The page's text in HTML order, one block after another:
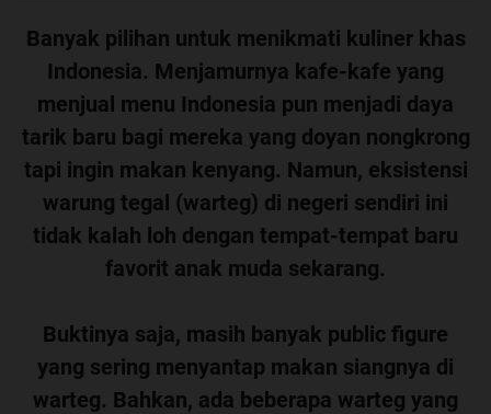
Banyak pilihan untuk menikmati kuliner khas
Indonesia. Menjamurnya kafe-kafe yang
menjual menu Indonesia pun menjadi daya
tarik baru bagi mereka yang doyan nongkrong
tapi ingin makan kenyang. Namun, eksistensi
warung tegal (warteg) di negeri sendiri ini
tidak kalah loh dengan tempat-tempat baru
favorit anak muda sekarang.
Buktinya saja, masih banyak public figure
yang sering menyantap makan siangnya di
warteg. Bahkan, ada beberapa warteg yang